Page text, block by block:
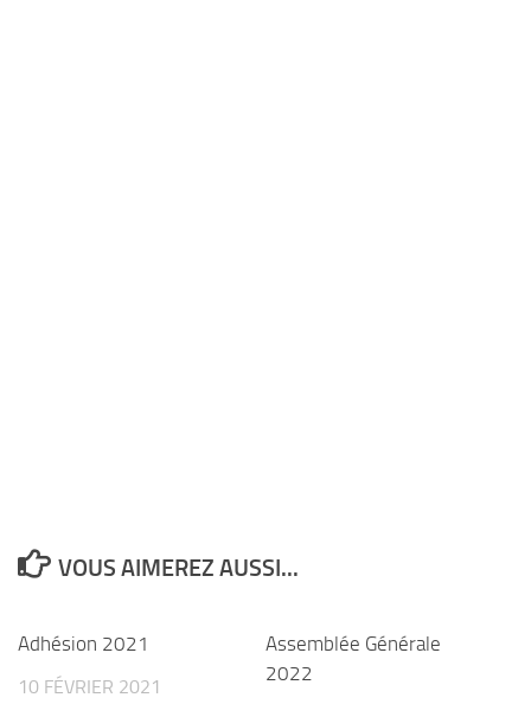
VOUS AIMEREZ AUSSI...
Adhésion 2021
10 FÉVRIER 2021
Assemblée Générale
2022